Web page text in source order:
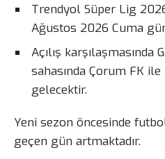
Trendyol Süper Lig
Ağustos 2026 Cuma
Açılış karşılaşmasında
sahasında Çorum FK ile
gelecektir.
Yeni sezon öncesinde
geçen gün artmaktadır.